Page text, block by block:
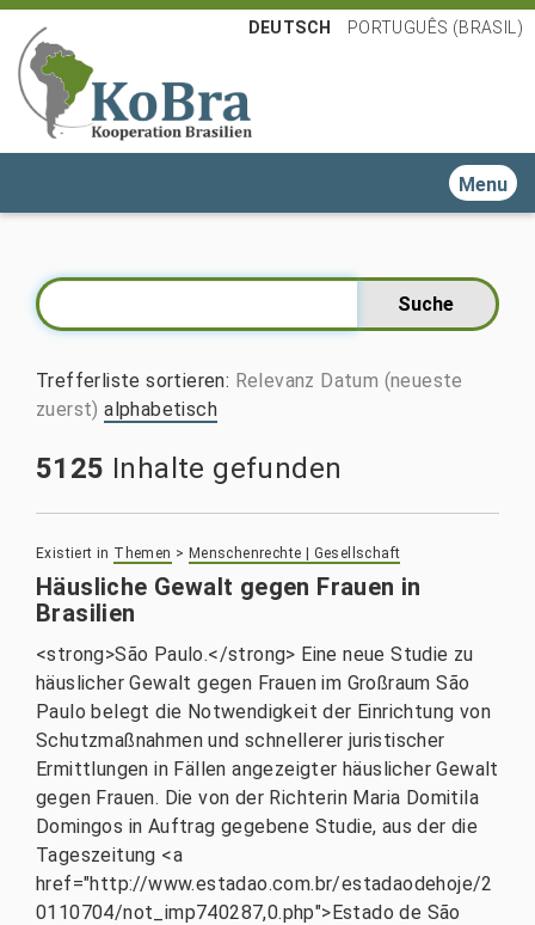
DEUTSCH PORTUGUÊS (BRASIL)
Toggle
Trefferliste sortieren: Relevanz Datum (neueste
zuerst) alphabetisch
5125 Inhalte gefunden
Existiert in Themen > Menschenrechte | Gesellschaft
Häusliche Gewalt gegen Frauen in
Brasilien
<strong>São Paulo.</strong> Eine neue Studie zu
häuslicher Gewalt gegen Frauen im Großraum São
Paulo belegt die Notwendigkeit der Einrichtung von
Schutzmaßnahmen und schnellerer juristischer
Ermittlungen in Fällen angezeigter häuslicher Gewalt
gegen Frauen. Die von der Richterin Maria Domitila
Domingos in Auftrag gegebene Studie, aus der die
Tageszeitung <a
href="http://www.estadao.com.br/estadaodehoje/2
0110704/not_imp740287,0.php">Estado de São